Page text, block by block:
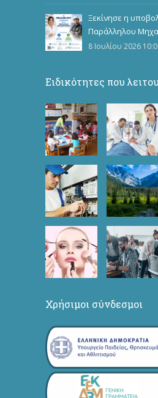
Ξεκίνησε η
Παράλληλου
Δελτίου
8 Ιουλίου 2026
Ειδικότητες που
Χρήσιμοι σύνδεσμοι